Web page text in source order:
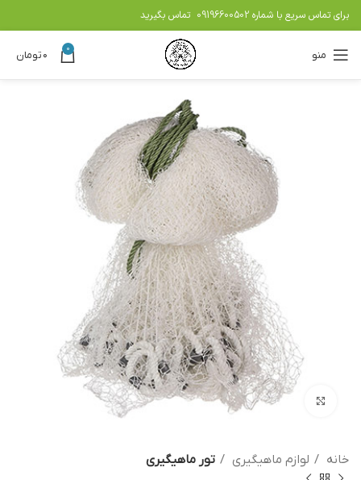
برای تماس سریع با شماره 09196600502 تماس بگیرید
منو 0 ۰تومان
بزرگنمایی تصویر
خانه لوازم ماهیگیری تور ماهیگیری